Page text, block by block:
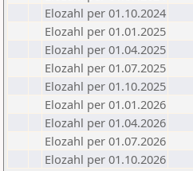
Elozahl per 01.10.2024
Elozahl per 01.01.2025
Elozahl per 01.04.2025
Elozahl per 01.07.2025
Elozahl per 01.10.2025
Elozahl per 01.01.2026
Elozahl per 01.04.2026
Elozahl per 01.07.2026
Elozahl per 01.10.2026